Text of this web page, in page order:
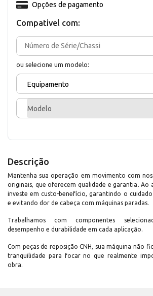
Compativel com:
ou selecione um modelo:
Equipamento
Modelo
Opções de pagamento
Descrição
Mantenha sua operação em movimento com
originais, que oferecem qualidade e garantia. Ao
investe em custo-benefício, garantindo o
e evitando dor de cabeça com máquinas paradas.
Trabalhamos com componentes
desempenho e durabilidade em cada aplicação.
Com peças de reposição CNH, sua máquina não
tranquilidade para focar no que realmente
obra.